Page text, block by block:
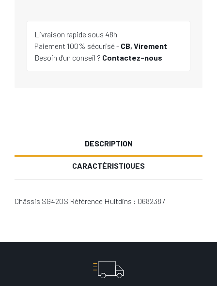
Livraison rapide sous 48h
Paiement 100% sécurisé - CB, Virement
Besoin d'un conseil ? Contactez-nous
DESCRIPTION
CARACTÉRISTIQUES
Châssis SG420S Référence Hultdins : 0682387